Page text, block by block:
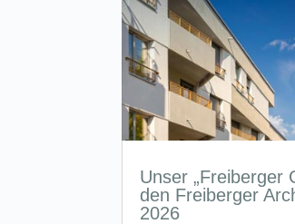
Unser „Freiberger
den Freiberger
2026